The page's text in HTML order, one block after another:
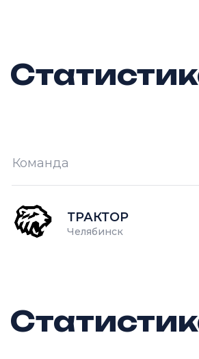
Команда
ТРАКТОР
Челябинск